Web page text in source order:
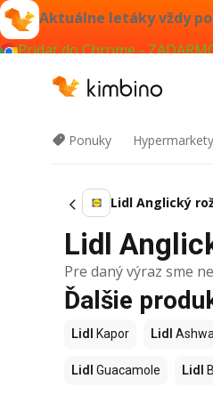
Aktuálne letáky vždy
Pridať do Chrome -
Ponuky Hypermarkety
Lidl Anglický
Lidl
Pre daný výraz sme
Ďalšie
Lidl Kapor Lidl
Lidl Guacamole Lidl